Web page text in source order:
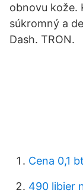
obnovu kože.
súkromný a
Dash. TRON.
Cena 0,1
490 libier